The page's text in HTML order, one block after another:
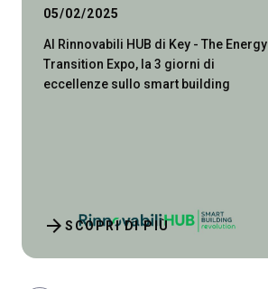
05/02/2025
Al Rinnovabili HUB di Key - The Energy
Transition Expo, la 3 giorni di
eccellenze sullo smart building
SCOPRI DI PIÙ
arrow_forward